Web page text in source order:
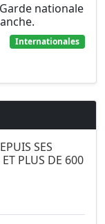
nationale
Internationales
SES
PLUS DE 600